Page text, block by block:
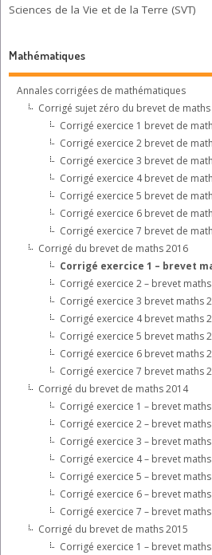
Sciences de la Vie et de la Terre (SVT)
Mathématiques
Annales corrigées de mathématiques
Corrigé sujet zéro du brevet de maths
Corrigé exercice 1 brevet de
Corrigé exercice 2 brevet de
Corrigé exercice 3 brevet de
Corrigé exercice 4 brevet de
Corrigé exercice 5 brevet de
Corrigé exercice 6 brevet de
Corrigé exercice 7 brevet de
Corrigé du brevet de maths 2016
Corrigé exercice 1 – brevet
Corrigé exercice 2 – brevet
Corrigé exercice 3 brevet maths
Corrigé exercice 4 brevet maths
Corrigé exercice 5 brevet maths
Corrigé exercice 6 brevet maths
Corrigé exercice 7 brevet maths
Corrigé du brevet de maths 2014
Corrigé exercice 1 – brevet
Corrigé exercice 2 – brevet
Corrigé exercice 3 – brevet
Corrigé exercice 4 – brevet
Corrigé exercice 5 – brevet
Corrigé exercice 6 – brevet
Corrigé exercice 7 – brevet
Corrigé du brevet de maths 2015
Corrigé exercice 1 – brevet